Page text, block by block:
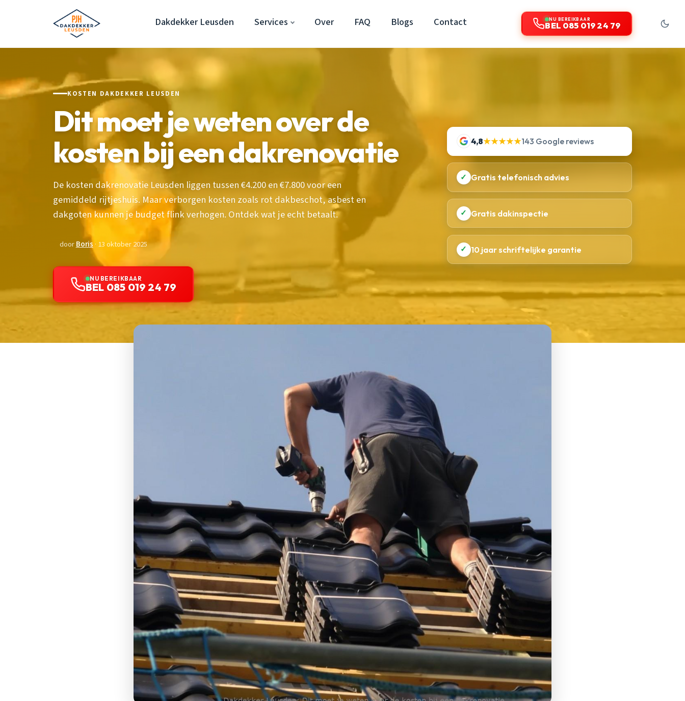
Dakdekker Leusden Services Over FAQ Blogs Contact NU BEREIKBAAR
BEL 085 019 24 79
KOSTEN DAKDEKKER LEUSDEN
Dit moet je weten over de
kosten bij een dakrenovatie
De kosten dakrenovatie Leusden liggen tussen €4.200 en €7.800 voor een
gemiddeld rijtjeshuis. Maar verborgen kosten zoals rot dakbeschot, asbest en
dakgoten kunnen je budget flink verhogen. Ontdek wat je echt betaalt.
doorBoris · 13 oktober 2025
NU BEREIKBAAR
BEL 085 019 24 79
4,8★★★★★143 Google reviews
✓ Gratis telefonisch advies
✓ Gratis dakinspectie
✓ 10 jaar schriftelijke garantie